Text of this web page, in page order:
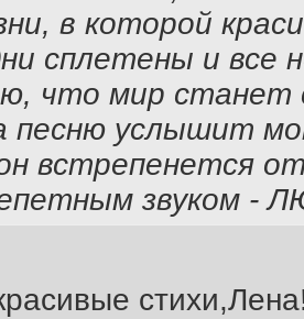
в которой
сплетены и все
что мир станет
песню услышит
встрепенется
звуком -